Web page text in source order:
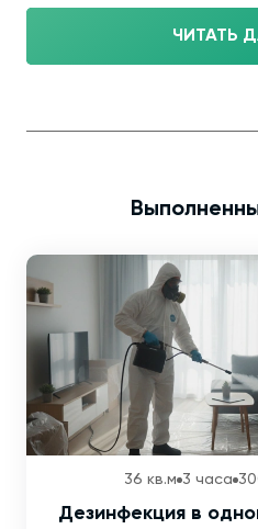
ЧИТАТЬ
36 кв.м 3 часа
Дезинфекция в